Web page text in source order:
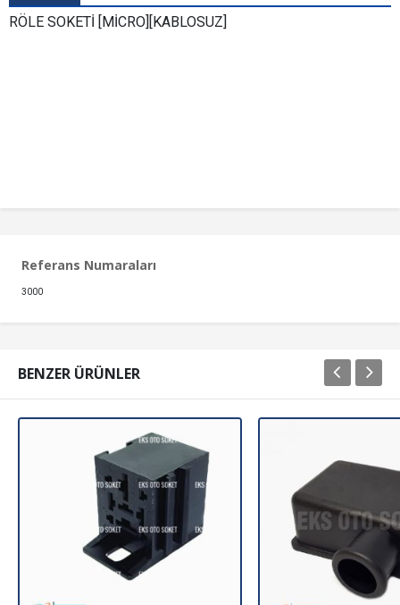
RÖLE SOKETİ [MİCRO][KABLOSUZ]
Referans Numaraları
3000
BENZER ÜRÜNLER